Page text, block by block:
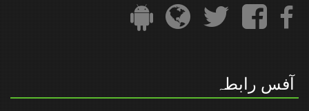
آفس رابطہ